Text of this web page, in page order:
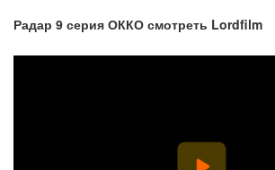
Радар 9 серия ОККО смотреть Lordfilm